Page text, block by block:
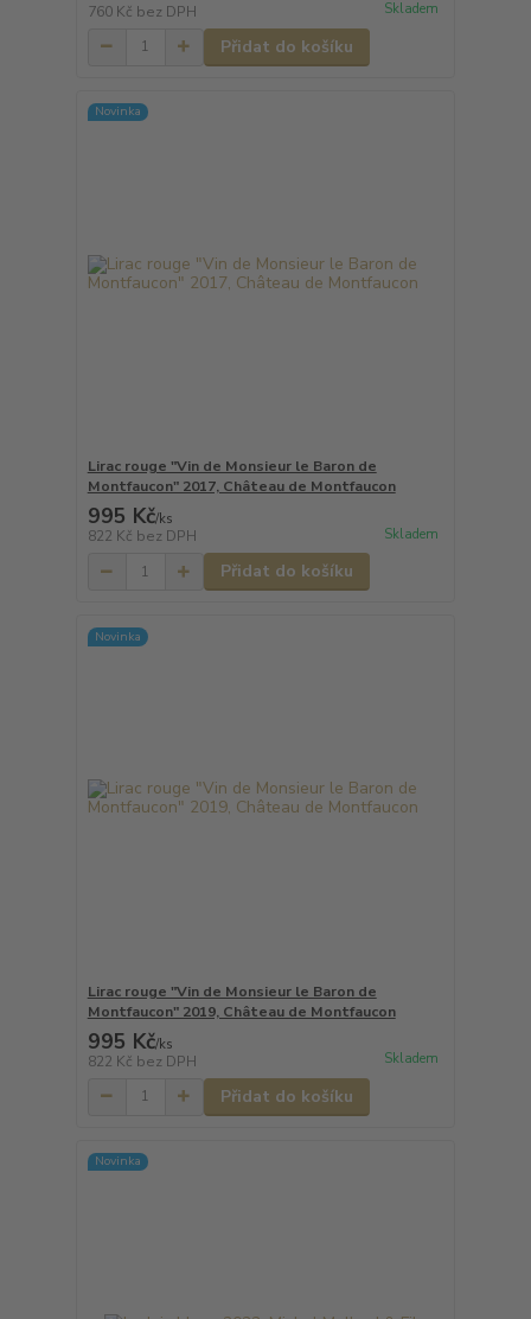
760 Kč bez DPH Skladem
Přidat do košíku
Novinka
Lirac rouge "Vin de Monsieur le Baron de
Montfaucon" 2017, Château de Montfaucon
995 Kč/ks
822 Kč bez DPH Skladem
Přidat do košíku
Novinka
Lirac rouge "Vin de Monsieur le Baron de
Montfaucon" 2019, Château de Montfaucon
995 Kč/ks
822 Kč bez DPH Skladem
Přidat do košíku
Novinka